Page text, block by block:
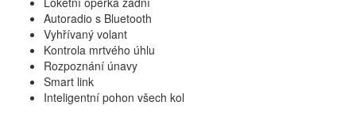
Autoradio s Bluetooth
Vyhřívaný volant
Kontrola mrtvého úhlu
Rozpoznání únavy
Smart link
Inteligentní pohon všech kol